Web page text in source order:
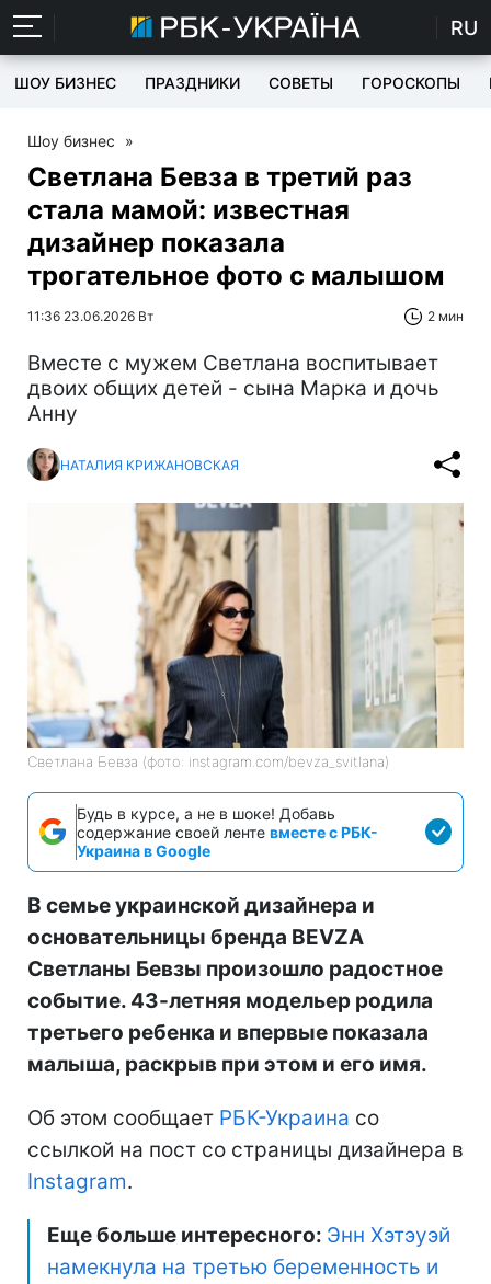
RU
ШОУ БИЗНЕС ПРАЗДНИКИ СОВЕТЫ ГОРОСКОПЫ
Шоу бизнес »
Светлана Бевза в третий раз
стала мамой: известная
дизайнер показала
трогательное фото с малышом
11:36 23.06.2026 Вт 2 мин
Вместе с мужем Светлана воспитывает
двоих общих детей - сына Марка и дочь
Анну
НАТАЛИЯ КРИЖАНОВСКАЯ
Светлана Бевза (фото: instagram.com/bevza_svitlana)
Будь в курсе, а не в шоке! Добавь
содержание своей ленте вместе с РБК-
Украина в Google
В семье украинской дизайнера и
основательницы бренда BEVZA
Светланы Бевзы произошло радостное
событие. 43-летняя модельер родила
третьего ребенка и впервые показала
малыша, раскрыв при этом и его имя.
Об этом сообщает РБК-Украина со
ссылкой на пост со страницы дизайнера в
Instagram.
Еще больше интересного: Энн Хэтэуэй
намекнула на третью беременность и